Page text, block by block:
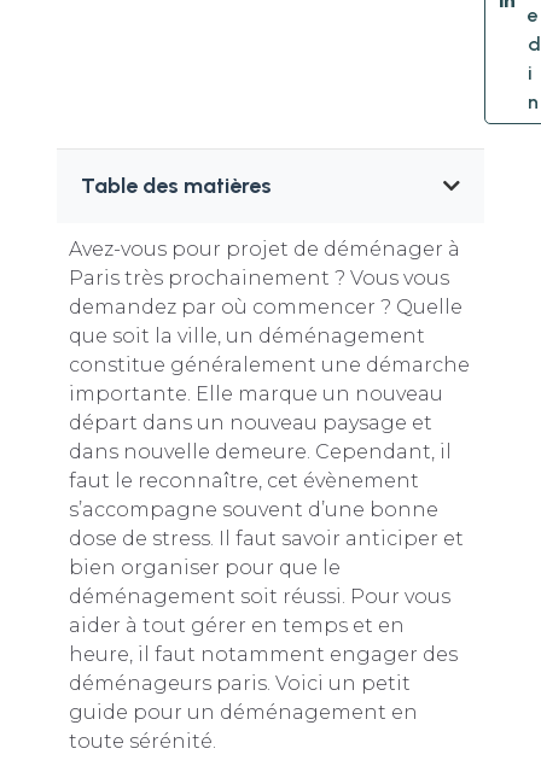
e
d
i
n
Table des matières
Avez-vous pour projet de déménager à
Paris très prochainement ? Vous vous
demandez par où commencer ? Quelle
que soit la ville, un déménagement
constitue généralement une démarche
importante. Elle marque un nouveau
départ dans un nouveau paysage et
dans nouvelle demeure. Cependant, il
faut le reconnaître, cet évènement
s’accompagne souvent d’une bonne
dose de stress. Il faut savoir anticiper et
bien organiser pour que le
déménagement soit réussi. Pour vous
aider à tout gérer en temps et en
heure, il faut notamment engager des
déménageurs paris. Voici un petit
guide pour un déménagement en
toute sérénité.